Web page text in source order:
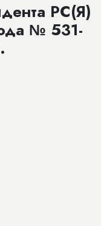
РС(Я)
№ 531-